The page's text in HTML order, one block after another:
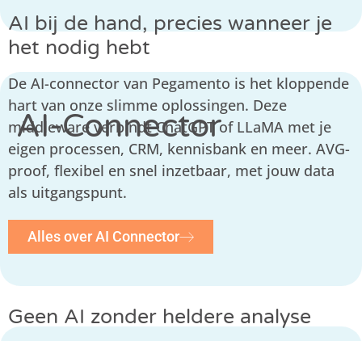
AI-Connector
AI bij de hand, precies wanneer je
het nodig hebt
De AI-connector van Pegamento is het kloppende
hart van onze slimme oplossingen. Deze
middleware verbindtChatGPTof LLaMA met je
eigen processen, CRM, kennisbank en meer. AVG-
proof, flexibel en snel inzetbaar, met jouw data
als uitgangspunt.
Alles over AI Connector
Geen AI zonder heldere analyse